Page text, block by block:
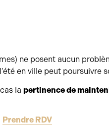
ne posent aucun
en ville peut poursuivre
la pertinence de
Prendre RDV